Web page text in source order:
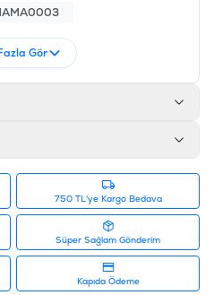
Gör
750 TL'ye Kargo Bedava
Süper Sağlam Gönderim
Kapıda Ödeme